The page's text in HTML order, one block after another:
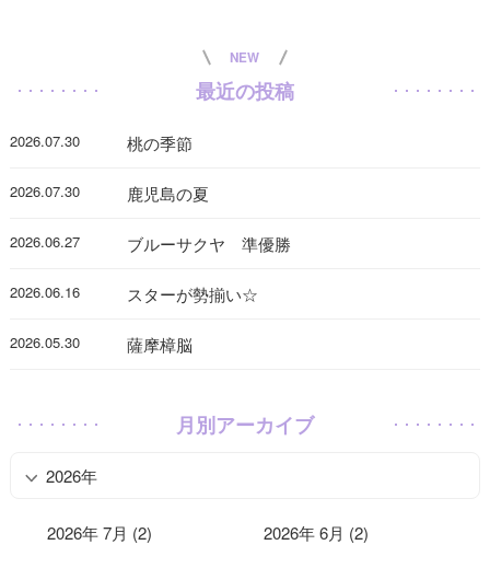
NEW
最近の投稿
2026.07.30 桃の季節
2026.07.30 鹿児島の夏
2026.06.27 ブルーサクヤ 準優勝
2026.06.16 スターが勢揃い☆
2026.05.30 薩摩樟脳
月別アーカイブ
2026年
2026年 7月 (2) 2026年 6月 (2)